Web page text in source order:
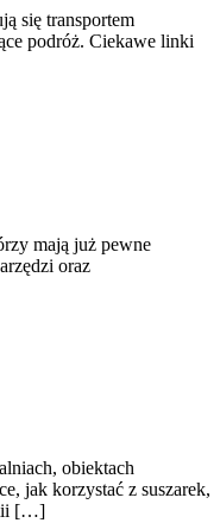
się transportem
podróż. Ciekawe linki
mają już pewne
oraz
obiektach
jak korzystać z suszarek,
[…]